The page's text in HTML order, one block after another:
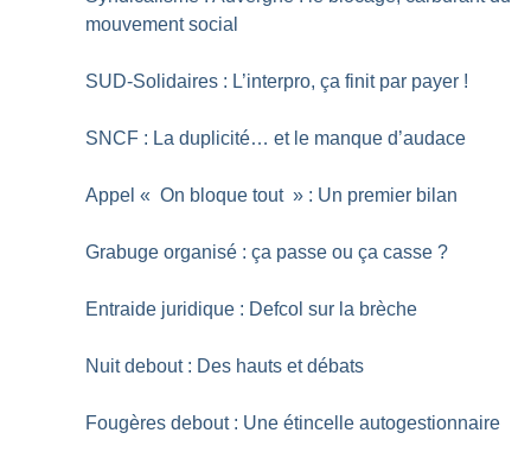
mouvement social
SUD-Solidaires : L’interpro, ça finit par payer !
SNCF : La duplicité… et le manque d’audace
Appel « On bloque tout » : Un premier bilan
Grabuge organisé : ça passe ou ça casse ?
Entraide juridique : Defcol sur la brèche
Nuit debout : Des hauts et débats
Fougères debout : Une étincelle autogestionnaire